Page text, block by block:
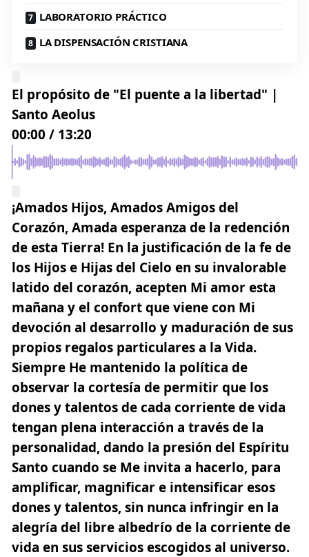
LABORATORIO PRÁCTICO
LA DISPENSACIÓN CRISTIANA
El propósito de "El puente a la libertad" |
Santo Aeolus
00:00 / 13:20
¡Amados Hijos, Amados Amigos del
Corazón, Amada esperanza de la redención
de esta Tierra! En la justificación de la fe de
los Hijos e Hijas del Cielo en su invalorable
latido del corazón, acepten Mi amor esta
mañana y el confort que viene con Mi
devoción al desarrollo y maduración de sus
propios regalos particulares a la Vida.
Siempre He mantenido la política de
observar la cortesía de permitir que los
dones y talentos de cada corriente de vida
tengan plena interacción a través de la
personalidad, dando la presión del Espíritu
Santo cuando se Me invita a hacerlo, para
amplificar, magnificar e intensificar esos
dones y talentos, sin nunca infringir en la
alegría del libre albedrío de la corriente de
vida en sus servicios escogidos al universo.